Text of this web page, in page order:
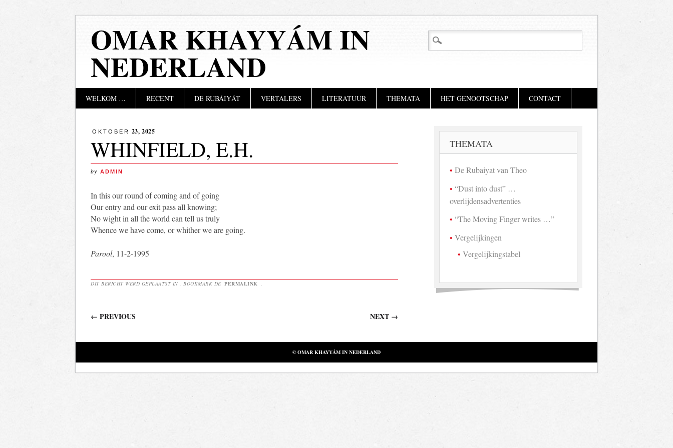
OMAR KHAYYÁM IN
NEDERLAND
Hoofdmenu
WELKOM … RECENT DE RUBÁIYÁT VERTALERS LITERATUUR THEMATA HET GENOOTSCHAP CONTACT
OKTOBER 23, 2025
WHINFIELD, E.H.
by ADMIN
In this our round of coming and of going
Our entry and our exit pass all knowing;
No wight in all the world can tell us truly
Whence we have come, or whither we are going.
Parool, 11-2-1995
DIT BERICHT WERD GEPLAATST IN . BOOKMARK DE PERMALINK
Berichtnavigatie
← PREVIOUS NEXT →
THEMATA
De Rubaiyat van Theo
“Dust into dust” …
overlijdensadvertenties
“The Moving Finger writes …”
Vergelijkingen
Vergelijkingstabel
© OMAR KHAYYÁM IN NEDERLAND